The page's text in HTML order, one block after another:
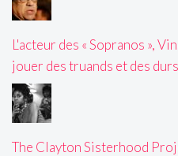
L'acteur des « Sopranos »,
jouer des truands et des
The Clayton Sisterhood